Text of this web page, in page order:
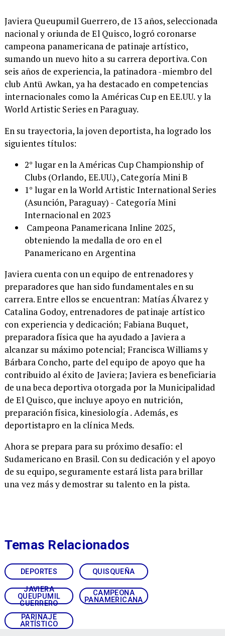
Javiera Queupumil Guerrero, de 13 años, seleccionada
nacional y oriunda de El Quisco, logró coronarse
campeona panamericana de patinaje artístico,
sumando un nuevo hito a su carrera deportiva. Con
seis años de experiencia, la patinadora -miembro del
club Antü Awkan, ya ha destacado en competencias
internacionales como la Américas Cup en EE.UU. y la
World Artistic Series en Paraguay.
En su trayectoria, la joven deportista, ha logrado los
siguientes títulos:
2° lugar en la Américas Cup Championship of
Clubs (Orlando, EE.UU.), Categoría Mini B
1° lugar en la World Artistic International Series
(Asunción, Paraguay) - Categoría Mini
Internacional en 2023
Campeona Panamericana Inline 2025,
obteniendo la medalla de oro en el
Panamericano en Argentina
Javiera cuenta con un equipo de entrenadores y
preparadores que han sido fundamentales en su
carrera. Entre ellos se encuentran: Matías Álvarez y
Catalina Godoy, entrenadores de patinaje artístico
con experiencia y dedicación; Fabiana Buquet,
preparadora física que ha ayudado a Javiera a
alcanzar su máximo potencial; Francisca Williams y
Bárbara Concho, parte del equipo de apoyo que ha
contribuido al éxito de Javiera; Javiera es beneficiaria
de una beca deportiva otorgada por la Municipalidad
de El Quisco, que incluye apoyo en nutrición,
preparación física, kinesiología . Además, es
deportistapro en la clínica Meds.
Ahora se prepara para su próximo desafío: el
Sudamericano en Brasil. Con su dedicación y el apoyo
de su equipo, seguramente estará lista para brillar
una vez más y demostrar su talento en la pista.
DEPORTES QUISQUEÑA
JAVIERA
QUEUPUMIL
GUERRERO
CAMPEONA
PANAMERICANA
PARINAJE
ARTÍSTICO
Temas Relacionados